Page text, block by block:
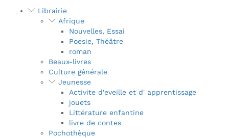
Librairie
Afrique
Nouvelles, Essai
Poesie, Théâtre
roman
Beaux-livres
Culture générale
Jeunesse
Activite d'eveille et d' apprentissage
jouets
Littérature enfantine
livre de contes
Pochothèque